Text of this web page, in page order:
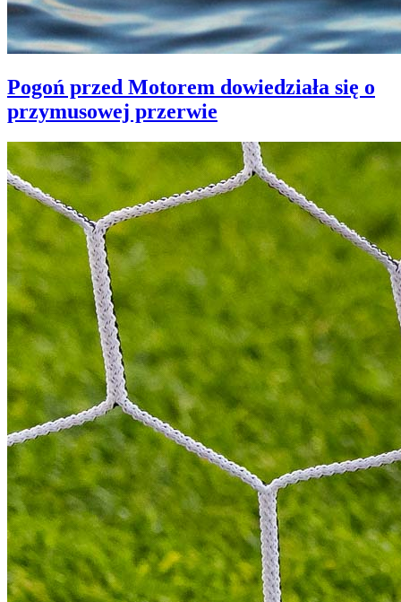
Pogoń przed Motorem dowiedziała się o
przymusowej przerwie